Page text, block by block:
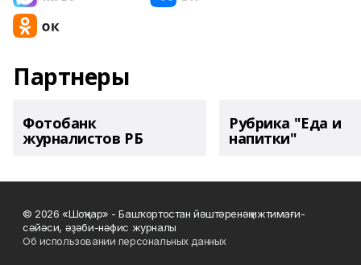
Партнеры
Фотобанк
журналистов РБ
Рубрика "Еда и
напитки"
© 2026 «Шоңҡар» - Башҡортостан йәштәренәң ижтимағи-
сәйәси, әҙәби-нәфис журналы
Об использовании персональных данных